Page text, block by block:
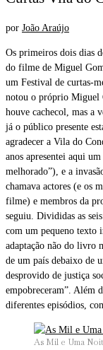
por João Araújo
Os primeiros dois dias
do filme de Miguel
um Festival de curtas-
notou o próprio Miguel
houve cachecol, mas a
já o público presente
agradecer a Vila do
anos apresentei aqui
melhorado”), e a
chamava actores (e os
filme) e membros da
seguiu. Divididas as
com um pequeno texto
adaptação não do livro
de um país debaixo de
desprovido de justiça
empobreceram”. Além
diferentes episódios,
As Mil e Uma